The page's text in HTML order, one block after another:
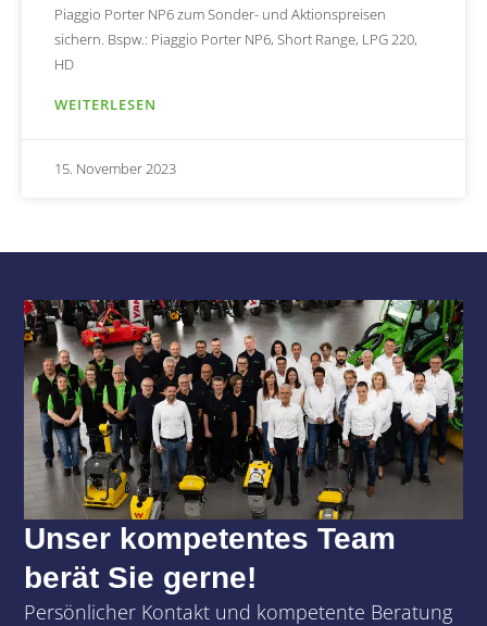
Piaggio Porter NP6 zum Sonder- und Aktionspreisen
sichern. Bspw.: Piaggio Porter NP6, Short Range, LPG 220,
HD
WEITERLESEN
15. November 2023
Unser kompetentes Team
berät Sie gerne!
Persönlicher Kontakt und kompetente Beratung